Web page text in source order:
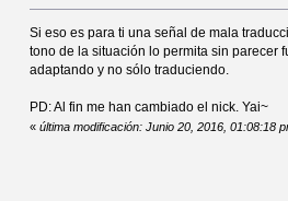
Si eso es para ti una señal de mala
tono de la situación lo permita sin parecer
adaptando y no sólo traduciendo.
PD: Al fin me han cambiado el nick. Yai~
« última modificación: Junio 20, 2016, 01:08:18